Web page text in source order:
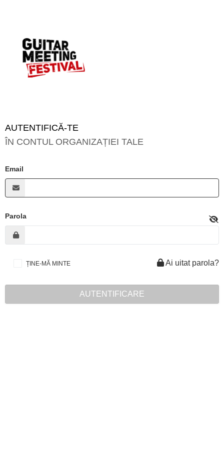
AUTENTIFICĂ-TE
ÎN CONTUL ORGANIZAȚIEI TALE
Email
Parola
ȚINE-MĂ MINTE Ai uitat parola?
AUTENTIFICARE